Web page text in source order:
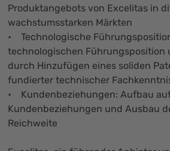
Produktangebots von Excelitas in
wachstumsstarken Märkten
• Technologische
technologischen Führungsposition
durch Hinzufügen eines soliden
fundierter technischer
• Kundenbeziehungen: Aufbau
Kundenbeziehungen und Ausbau
Reichweite